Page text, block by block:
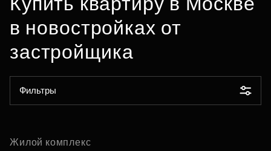
в новостройках от
застройщика
Фильтры
Жилой комплекс